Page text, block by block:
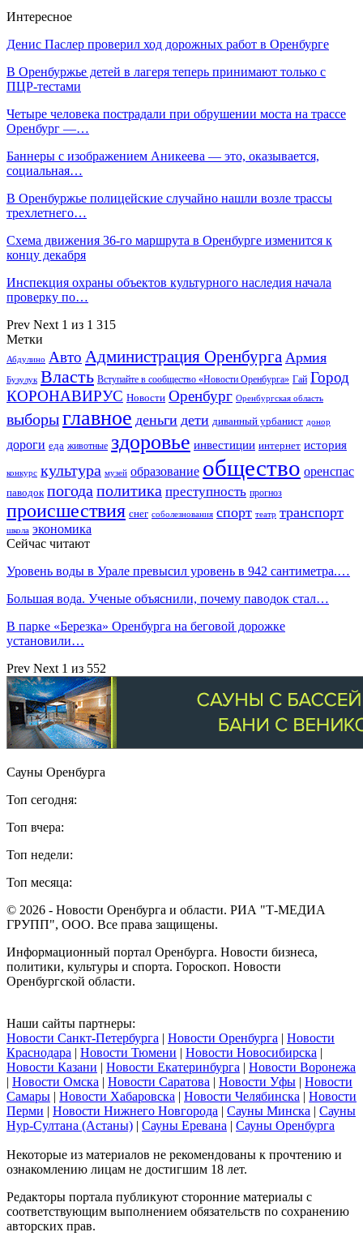
Интересное
Денис Паслер проверил ход дорожных работ в Оренбурге
В Оренбуржье детей в лагеря теперь принимают только с
ПЦР-тестами
Четыре человека пострадали при обрушении моста на трассе
Оренбург —…
Баннеры с изображением Аникеева — это, оказывается,
социальная…
В Оренбуржье полицейские случайно нашли возле трассы
трехлетнего…
Схема движения 36-го маршрута в Оренбурге изменится к
концу декабря
Инспекция охраны объектов культурного наследия начала
проверку по…
Prev Next 1 из 1 315
Метки
Абдулино Авто Администрация Оренбурга Армия
Бузулук Власть Вступайте в сообщество «Новости Оренбурга» Гай Город
КОРОНАВИРУС Новости Оренбург Оренбургская область
выборыглавное деньги дети диванный урбанист донор
дороги еда животные здоровье инвестиции интернет история
конкурс культура музей образование общество оренспас
паводок погода политика преступность прогноз
происшествия снег соболезнования спорт театр транспорт
школа экономика
Сейчас читают
Уровень воды в Урале превысил уровень в 942 сантиметра.…
Большая вода. Ученые объяснили, почему паводок стал…
В парке «Березка» Оренбурга на беговой дорожке
установили…
Prev Next 1 из 552
Сауны Оренбурга
Топ сегодня:
Топ вчера:
Топ недели:
Топ месяца:
© 2026 - Новости Оренбурга и области. РИА "Т-МЕДИА
ГРУПП", ООО. Все права защищены.
Информационный портал Оренбурга. Новости бизнеса,
политики, культуры и спорта. Гороскоп. Новости
Оренбургской области.
Наши сайты партнеры:
Новости Санкт-Петербурга | Новости Оренбурга | Новости
Краснодара | Новости Тюмени | Новости Новосибирска |
Новости Казани | Новости Екатеринбурга | Новости Воронежа
| Новости Омска | Новости Саратова | Новости Уфы | Новости
Самары | Новости Хабаровска | Новости Челябинска | Новости
Перми | Новости Нижнего Новгорода | Сауны Минска | Сауны
Нур-Султана (Астаны) | Сауны Еревана | Сауны Оренбурга
Некоторые из материалов не рекомендованы к прочтению и
ознакомлению лицам не достигшим 18 лет.
Редакторы портала публикуют сторонние материалы с
соответствующим выполнением обязательств по сохранению
авторских прав.